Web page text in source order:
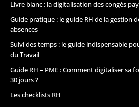
Livre blanc : la digitalisation des congés
Guide pratique : le guide RH de la gestion
absences
Suivi des temps : le guide indispensable
du Travail
Guide RH – PME : Comment digitaliser sa
30 jours ?
Les checklists RH